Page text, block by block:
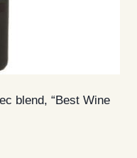
blend, “Best Wine